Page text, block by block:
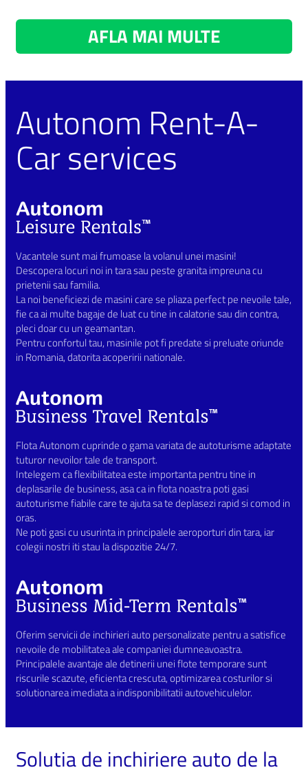
AFLA MAI MULTE
Autonom Rent-A-
Car services
Vacantele sunt mai frumoase la volanul unei masini!
Descopera locuri noi in tara sau peste granita impreuna cu
prietenii sau familia.
La noi beneficiezi de masini care se pliaza perfect pe nevoile tale,
fie ca ai multe bagaje de luat cu tine in calatorie sau din contra,
pleci doar cu un geamantan.
Pentru confortul tau, masinile pot fi predate si preluate oriunde
in Romania, datorita acoperirii nationale.
Flota Autonom cuprinde o gama variata de autoturisme adaptate
tuturor nevoilor tale de transport.
Intelegem ca flexibilitatea este importanta pentru tine in
deplasarile de business, asa ca in flota noastra poti gasi
autoturisme fiabile care te ajuta sa te deplasezi rapid si comod in
oras.
Ne poti gasi cu usurinta in principalele aeroporturi din tara, iar
colegii nostri iti stau la dispozitie 24/7.
Oferim servicii de inchirieri auto personalizate pentru a satisfice
nevoile de mobilitatea ale companiei dumneavoastra.
Principalele avantaje ale detinerii unei flote temporare sunt
riscurile scazute, eficienta crescuta, optimizarea costurilor si
solutionarea imediata a indisponibilitatii autovehiculelor.
Solutia de inchiriere auto de la